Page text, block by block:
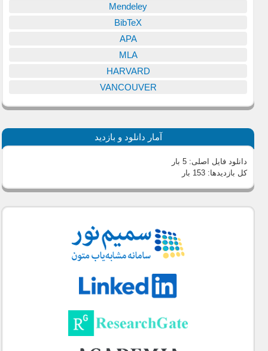
Mendeley
BibTeX
APA
MLA
HARVARD
VANCOUVER
آمار دانلود و بازدید
دانلود فایل اصلی:5 بار
کل بازدیدها:153 بار